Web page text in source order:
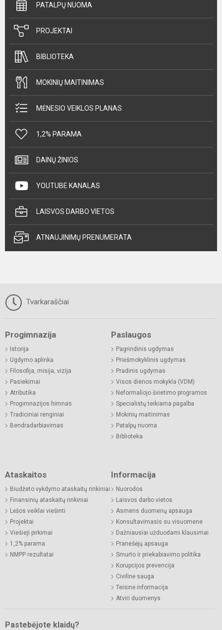
PATALPŲ NUOMA
PROJEKTAI
BIBLIOTEKA
MOKINIŲ MAITINIMAS
MĖNESIO VEIKLOS PLANAS
1,2% PARAMA
DAINŲ ŽINIOS
YOUTUBE KANALAS
LAISVOS DARBO VIETOS
ATNAUJINIMŲ PRENUMERATA
Tvarkaraščiai
Progimnazija
Istorija
Ugdymo aplinka
Filosofija, misija, vizija
Pasiekimai
Atributika
Progimnazijos himnas
Tradiciniai renginiai
Bendradarbiavimas
Paslaugos
Pagrindinis ugdymas
Priešmokyklinis ugdymas
Pradinis ugdymas
Visos dienos mokykla (VDM)
Neformaliojo švietimo programos
Specialistų teikiama pagalba
Mokinių maitinimas
Patalpų nuoma
Biblioteka
Ataskaitos
Biudžeto vykdymo ataskaitų rinkiniai
Finansinių ataskaitų rinkiniai
Lėšos veiklai viešinti
Projektai
Viešieji pirkimai
1,2% parama
NMPP rezultatai
Informacija
Nuorodos
Laisvos darbo vietos
Asmens duomenų apsauga
Konsultavimasis su visuomene
Dažniausiai užduodami klausimai
Pranešėjų apsauga
Smurto ir priekabiavimo politika
Korupcijos prevencija
Civilinė sauga
Teisinė informacija
Atviri duomenys
Pastebėjote klaidų?